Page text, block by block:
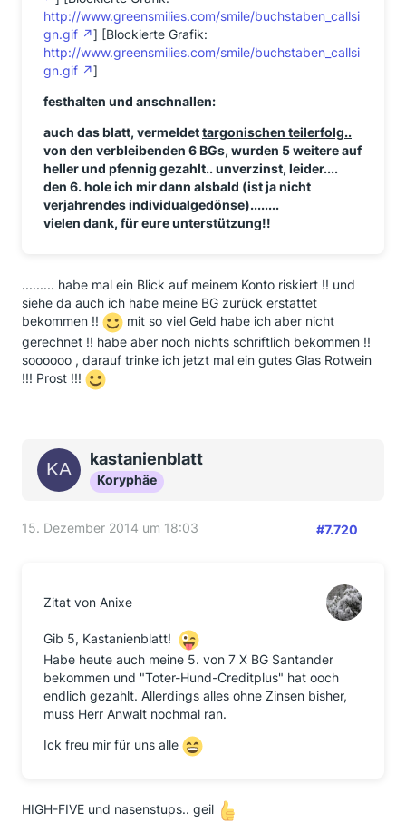
http://www.greensmilies.com/smile/buchstaben_callsi
gn.gif
] [Blockierte Grafik:
http://www.greensmilies.com/smile/buchstaben_callsi
gn.gif
]
festhalten und anschnallen:
auch das blatt, vermeldettargonischen teilerfolg..
von den verbleibenden 6 BGs, wurden 5 weitere auf
heller und pfennig gezahlt.. unverzinst, leider....
den 6. hole ich mir dann alsbald (ist ja nicht
verjahrendes individualgedönse)........
vielen dank, für eure unterstützung!!
......... habe mal ein Blick auf meinem Konto riskiert !! und
siehe da auch ich habe meine BG zurück erstattet
bekommen !!
mit so viel Geld habe ich aber nicht
gerechnet !! habe aber noch nichts schriftlich bekommen !!
soooooo , darauf trinke ich jetzt mal ein gutes Glas Rotwein
!!! Prost !!!
kastanienblatt
Koryphäe
15. Dezember 2014 um 18:03 #7.720
Zitat von Anixe
Gib 5, Kastanienblatt!
Habe heute auch meine 5. von 7 X BG Santander
bekommen und "Toter-Hund-Creditplus" hat ooch
endlich gezahlt. Allerdings alles ohne Zinsen bisher,
muss Herr Anwalt nochmal ran.
Ick freu mir für uns alle
HIGH-FIVE und nasenstups.. geil